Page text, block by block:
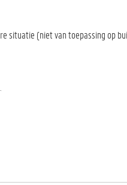
situatie (niet van toepassing op